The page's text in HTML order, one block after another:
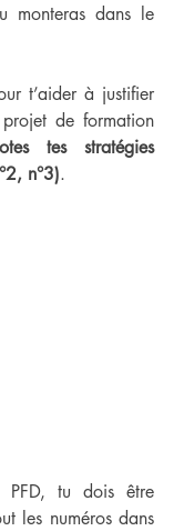
monteras dans le
t’aider à justifier
de formation
tes stratégies
n°3).
PFD, tu dois être
les numéros dans